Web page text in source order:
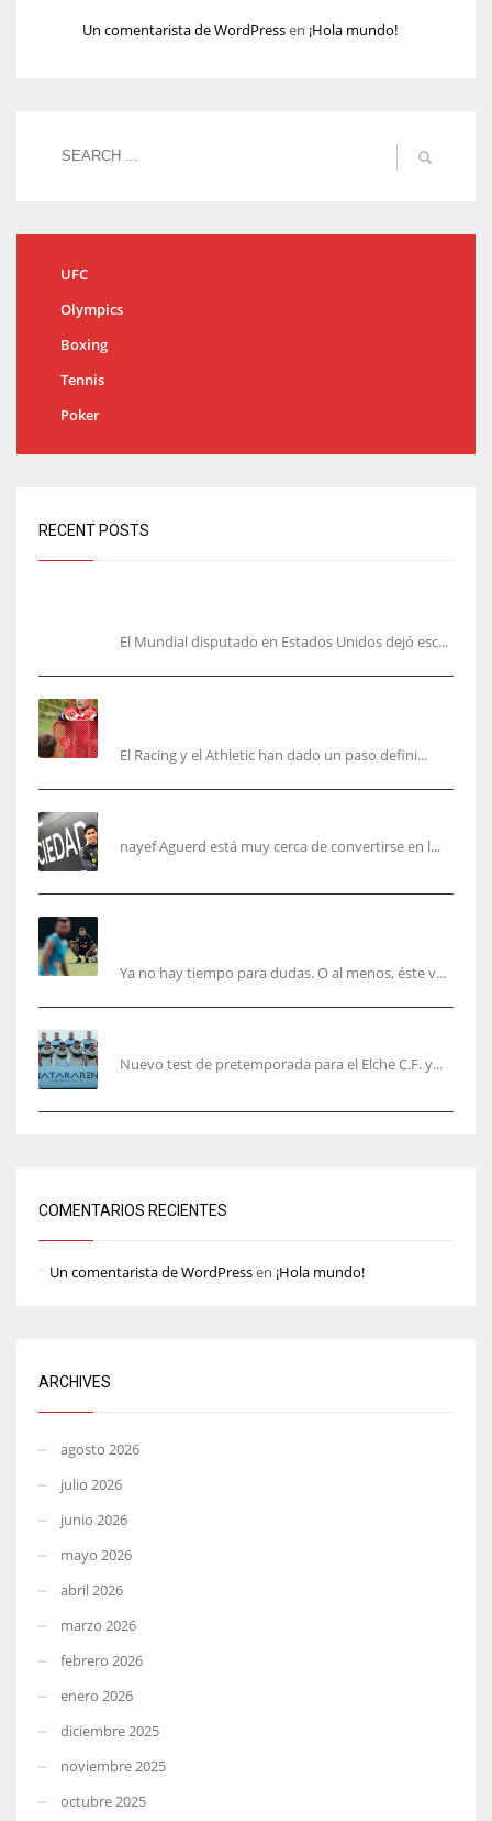
Un comentarista de WordPressen ¡Hola mundo!
UFC
Olympics
Boxing
Tennis
Poker
RECENT POSTS
El Mundial disputado en Estados Unidos dejó esc...
El Racing y el Athletic han dado un paso defini...
nayef Aguerd está muy cerca de convertirse en l...
Ya no hay tiempo para dudas. O al menos, éste v...
Nuevo test de pretemporada para el Elche C.F. y...
COMENTARIOS RECIENTES
Un comentarista de WordPressen ¡Hola mundo!
ARCHIVES
agosto 2026
julio 2026
junio 2026
mayo 2026
abril 2026
marzo 2026
febrero 2026
enero 2026
diciembre 2025
noviembre 2025
octubre 2025